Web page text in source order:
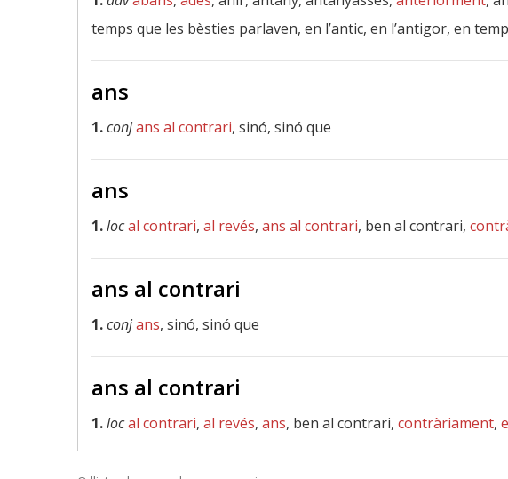
temps que les bèsties parlaven, en l’antic, en l’antigor, en
ans
1.conjans al contrari, sinó, sinó que
ans
1.local contrari, al revés, ans al contrari, ben al contrari,
ans al contrari
1.conjans, sinó, sinó que
ans al contrari
1.local contrari, al revés, ans, ben al contrari, contràriament,